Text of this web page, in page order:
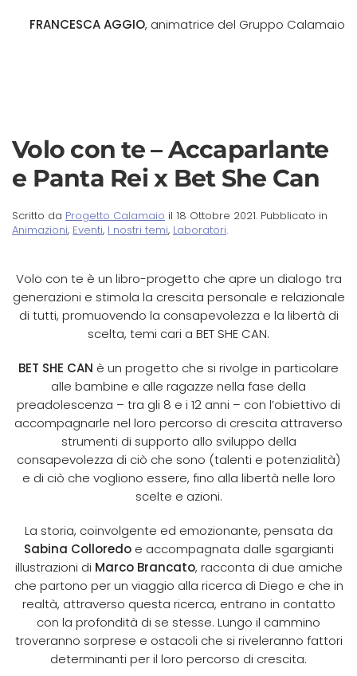
FRANCESCA AGGIO, animatrice del Gruppo Calamaio
Volo con te – Accaparlante
e Panta Rei x Bet She Can
Scritto da Progetto Calamaio il 18 Ottobre 2021. Pubblicato in
Animazioni, Eventi, I nostri temi, Laboratori.
Volo con te è un libro-progetto che apre un dialogo tra
generazioni e stimola la crescita personale e relazionale
di tutti, promuovendo la consapevolezza e la libertà di
scelta, temi cari a BET SHE CAN.
BET SHE CAN è un progetto che si rivolge in particolare
alle bambine e alle ragazze nella fase della
preadolescenza – tra gli 8 e i 12 anni – con l’obiettivo di
accompagnarle nel loro percorso di crescita attraverso
strumenti di supporto allo sviluppo della
consapevolezza di ciò che sono (talenti e potenzialità)
e di ciò che vogliono essere, fino alla libertà nelle loro
scelte e azioni.
La storia, coinvolgente ed emozionante, pensata da
Sabina Colloredoe accompagnata dalle sgargianti
illustrazioni di Marco Brancato, racconta di due amiche
che partono per un viaggio alla ricerca di Diego e che in
realtà, attraverso questa ricerca, entrano in contatto
con la profondità di se stesse. Lungo il cammino
troveranno sorprese e ostacoli che si riveleranno fattori
determinanti per il loro percorso di crescita.